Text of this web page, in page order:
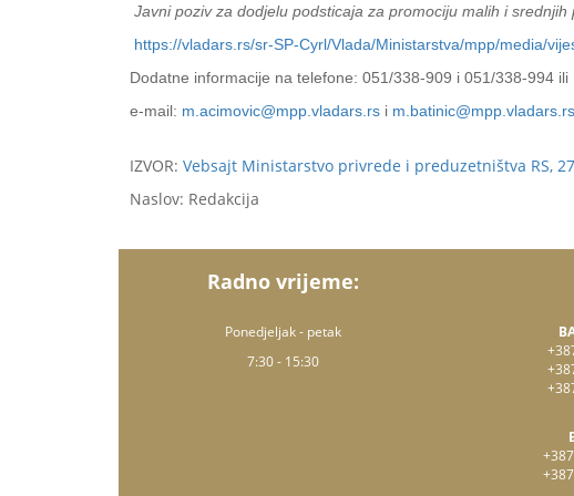
Javni poziv za dodjelu podsticaja za promociju malih i
https://vladars.rs/sr-SP-Cyrl/Vlada/Ministarstva/mpp/media/
Dodatne informacije na telefone: 051/338-909 i 051/338-994 ili
e-mail: m.acimovic@mpp.vladars.rs i m.batinic@mpp.vladars.rs
IZVOR: Vebsajt Ministarstvo privrede i preduzetništva RS,
Naslov: Redakcija
Radno vrijeme:
Ponedjeljak - petak
7:30 - 15:30